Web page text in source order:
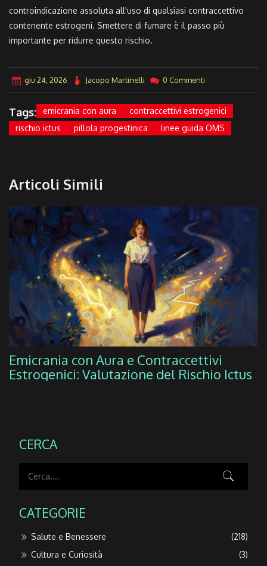
controindicazione assoluta all'uso di qualsiasi contraccettivo
contenente estrogeni. Smettere di fumare è il passo più
importante per ridurre questo rischio.
giu 24, 2026 Jacopo Martinelli 0 Commenti
Tags: emicrania con aura
contraccettivi estrogenici
rischio ictus
pillola progestinica linee guida OMS
Articoli Simili
Emicrania con Aura e Contraccettivi
Estrogenici: Valutazione del Rischio Ictus
CERCA
CATEGORIE
Salute e Benessere
(218)
Cultura e Curiosità
(3)